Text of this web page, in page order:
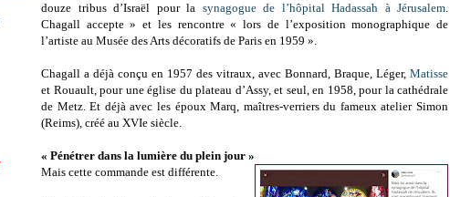
douze tribus d’Israël pour la synagogue de l’hôpital Hadassah à Jérusalem.
Chagall accepte » et les rencontre « lors de l’exposition monographique de
l’artiste au Musée des Arts décoratifs de Paris en 1959 ».
Chagall a déjà conçu en 1957 des vitraux, avec Bonnard, Braque, Léger, Matisse
et Rouault, pour une église du plateau d’Assy, et seul, en 1958, pour la cathédrale
de Metz. Et déjà avec les époux Marq, maîtres-verriers du fameux atelier Simon
(Reims), créé au XVIe siècle.
« Pénétrer dans la lumière du plein jour »
Mais cette commande est différente.